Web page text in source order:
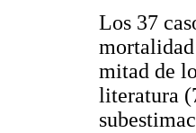
Los 37
mortalidad
mitad de
literatura